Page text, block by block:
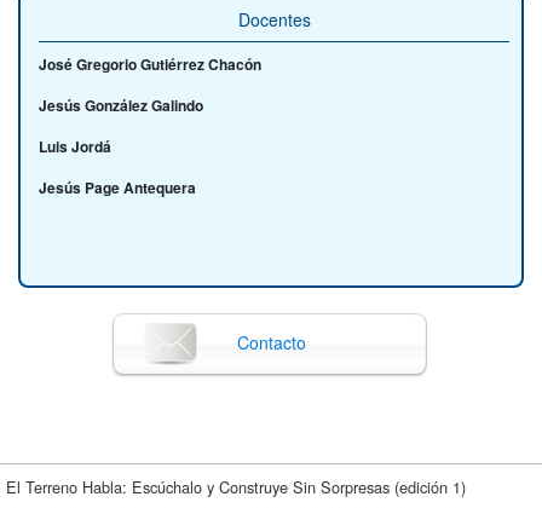
Docentes
José Gregorio Gutiérrez Chacón
Jesús González Galindo
Luis Jordá
Jesús Page Antequera
Contacto
El Terreno Habla: Escúchalo y Construye Sin Sorpresas (edición 1)